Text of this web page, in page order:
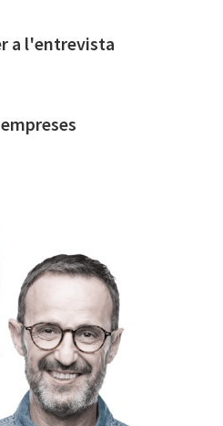
a l'entrevista